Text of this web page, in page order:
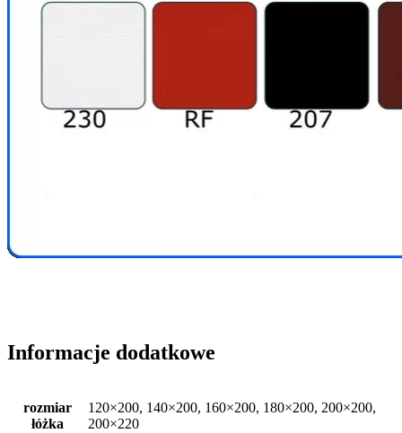
Informacje dodatkowe
rozmiar
łóżka
120×200, 140×200, 160×200, 180×200, 200×200,
200×220